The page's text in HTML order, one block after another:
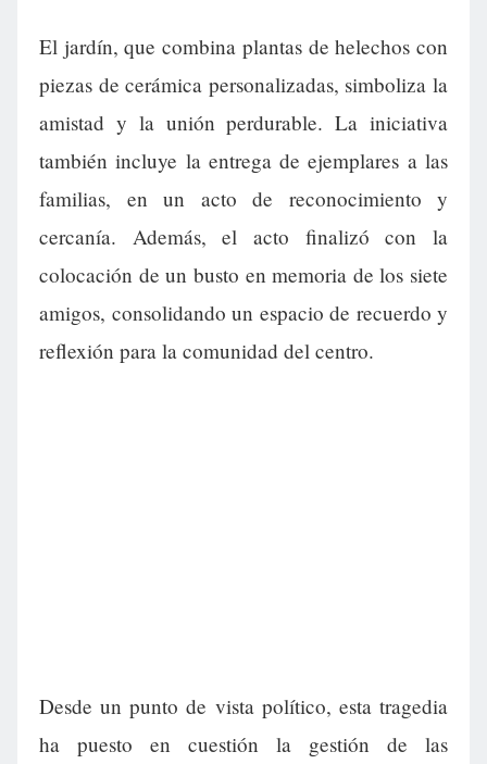
El jardín, que combina plantas de helechos con
piezas de cerámica personalizadas, simboliza la
amistad y la unión perdurable. La iniciativa
también incluye la entrega de ejemplares a las
familias, en un acto de reconocimiento y
cercanía. Además, el acto finalizó con la
colocación de un busto en memoria de los siete
amigos, consolidando un espacio de recuerdo y
reflexión para la comunidad del centro.
Desde un punto de vista político, esta tragedia
ha puesto en cuestión la gestión de las